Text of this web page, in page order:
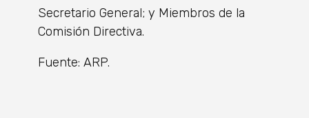
Secretario General; y Miembros de la
Comisión Directiva.
Fuente: ARP.